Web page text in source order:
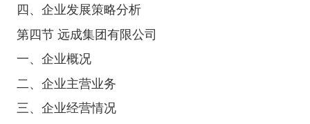
四、企业发展策略分析
第四节 远成集团有限公司
一、企业概况
二、企业主营业务
三、企业经营情况